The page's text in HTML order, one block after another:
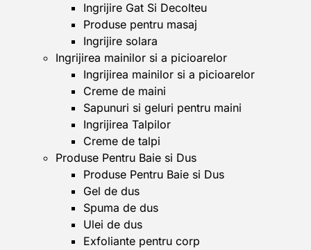
Ingrijire Gat Si Decolteu
Produse pentru masaj
Ingrijire solara
Ingrijirea mainilor si a picioarelor
Ingrijirea mainilor si a picioarelor
Creme de maini
Sapunuri si geluri pentru maini
Ingrijirea Talpilor
Creme de talpi
Produse Pentru Baie si Dus
Produse Pentru Baie si Dus
Gel de dus
Spuma de dus
Ulei de dus
Exfoliante pentru corp